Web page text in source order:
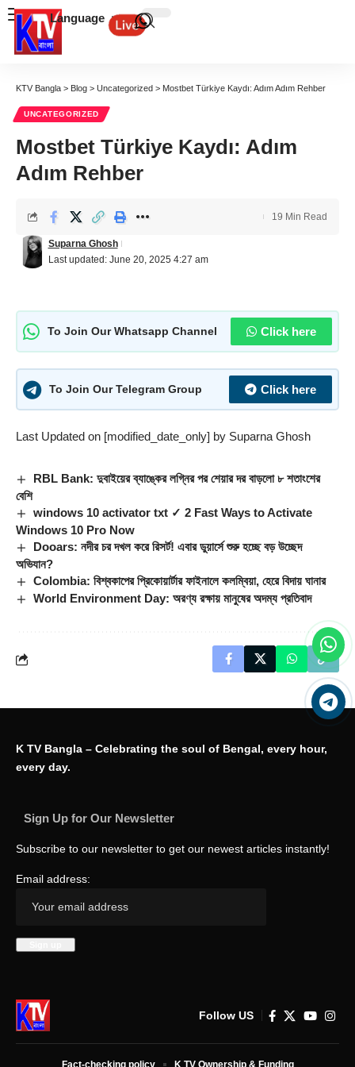
Language
KTV Bangla > Blog > Uncategorized > Mostbet Türkiye Kaydı: Adım Adım Rehber
UNCATEGORIZED
Mostbet Türkiye Kaydı: Adım
Adım Rehber
Last updated: June 20, 2025 4:27 am
Suparna Ghosh
19 Min Read
To Join Our Whatsapp Channel Click here
To Join Our Telegram Group Click here
Last Updated on [modified_date_only] by Suparna Ghosh
RBL Bank: দুবাইয়ের ব্যাঙ্কের লগ্নির পর শেয়ার দর বাড়লো ৮ শতাংশের
বেশি
windows 10 activator txt ✓ 2 Fast Ways to Activate
Windows 10 Pro Now
Dooars: নদীর চর দখল করে রিসর্ট! এবার ডুয়ার্সে শুরু হচ্ছে বড় উচ্ছেদ
অভিযান?
Colombia: বিশ্বকাপের প্রিকোয়ার্টার ফাইনালে কলম্বিয়া, হেরে বিদায় ঘানার
World Environment Day: অরণ্য রক্ষায় মানুষের অদম্য প্রতিবাদ
K TV Bangla – Celebrating the soul of Bengal, every hour,
every day.
Sign Up for Our Newsletter
Subscribe to our newsletter to get our newest articles instantly!
Email address:
Follow US
Fact-checking policy K TV Ownership & Funding